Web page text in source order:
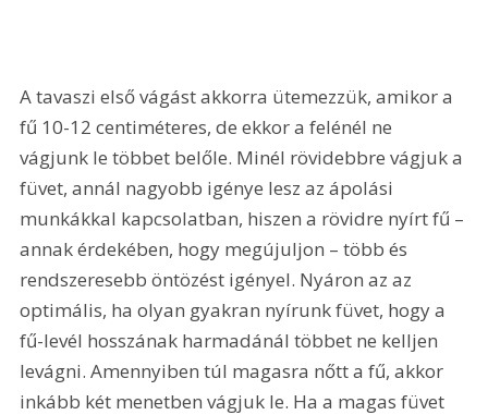
A tavaszi első vágást akkorra ütemezzük, amikor a
fű 10-12 centiméteres, de ekkor a felénél ne
vágjunk le többet belőle. Minél rövidebbre vágjuk a
füvet, annál nagyobb igénye lesz az ápolási
munkákkal kapcsolatban, hiszen a rövidre nyírt fű –
annak érdekében, hogy megújuljon – több és
rendszeresebb öntözést igényel. Nyáron az az
optimális, ha olyan gyakran nyírunk füvet, hogy a
fű-levél hosszának harmadánál többet ne kelljen
levágni. Amennyiben túl magasra nőtt a fű, akkor
inkább két menetben vágjuk le. Ha a magas füvet